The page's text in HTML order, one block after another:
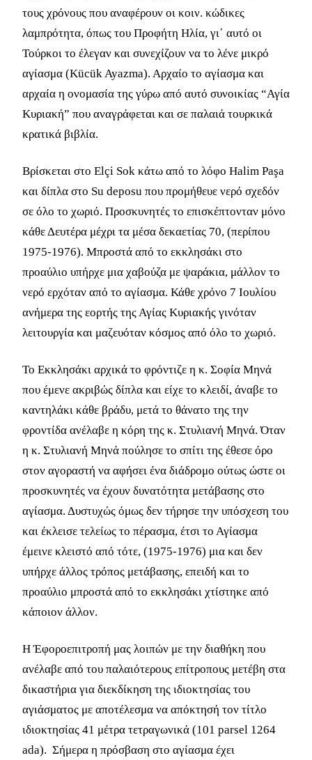
τους χρόνους που αναφέρουν οι κοιν. κώδικες
λαμπρότητα, όπως του Προφήτη Ηλία, γι΄ αυτό οι
Τούρκοι το έλεγαν και συνεχίζουν να το λένε μικρό
αγίασμα (Kücük Ayazma). Αρχαίο το αγίασμα και
αρχαία η ονομασία της γύρω από αυτό συνοικίας “Αγία
Κυριακή” που αναγράφεται και σε παλαιά τουρκικά
κρατικά βιβλία.
Βρίσκεται στο Elçi Sok κάτω από το λόφο Halim Paşa
και δίπλα στο Su deposu που προμήθευε νερό σχεδόν
σε όλο το χωριό. Προσκυνητές το επισκέπτονταν μόνο
κάθε Δευτέρα μέχρι τα μέσα δεκαετίας 70, (περίπου
1975-1976). Μπροστά από το εκκλησάκι στο
προαύλιο υπήρχε μια χαβούζα με ψαράκια, μάλλον το
νερό ερχόταν από το αγίασμα. Κάθε χρόνο 7 Ιουλίου
ανήμερα της εορτής της Αγίας Κυριακής γινόταν
λειτουργία και μαζευόταν κόσμος από όλο το χωριό.
Το Εκκλησάκι αρχικά το φρόντιζε η κ. Σοφία Μηνά
που έμενε ακριβώς δίπλα και είχε το κλειδί, άναβε το
καντηλάκι κάθε βράδυ, μετά το θάνατο της την
φροντίδα ανέλαβε η κόρη της κ. Στυλιανή Μηνά. Όταν
η κ. Στυλιανή Μηνά πούλησε το σπίτι της έθεσε όρο
στον αγοραστή να αφήσει ένα διάδρομο ούτως ώστε οι
προσκυνητές να έχουν δυνατότητα μετάβασης στο
αγίασμα. Δυστυχώς όμως δεν τήρησε την υπόσχεση του
και έκλεισε τελείως το πέρασμα, έτσι το Αγίασμα
έμεινε κλειστό από τότε, (1975-1976) μια και δεν
υπήρχε άλλος τρόπος μετάβασης, επειδή και το
προαύλιο μπροστά από το εκκλησάκι χτίστηκε από
κάποιον άλλον.
Η Έφοροεπιτροπή μας λοιπών με την διαθήκη που
ανέλαβε από του παλαιότερους επίτροπους μετέβη στα
δικαστήρια για διεκδίκηση της ιδιοκτησίας του
αγιάσματος με αποτέλεσμα να απόκτησή τον τίτλο
ιδιοκτησίας 41 μέτρα τετραγωνικά (101 parsel 1264
ada). Σήμερα η πρόσβαση στο αγίασμα έχει